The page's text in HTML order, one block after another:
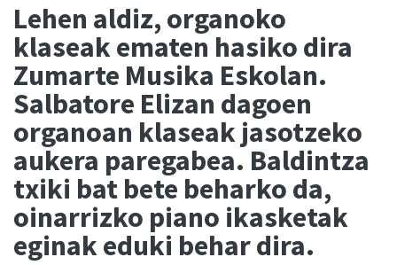
Lehen aldiz, organoko
klaseak ematen hasiko dira
Zumarte Musika Eskolan.
Salbatore Elizan dagoen
organoan klaseak jasotzeko
aukera paregabea. Baldintza
txiki bat bete beharko da,
oinarrizko piano ikasketak
eginak eduki behar dira.